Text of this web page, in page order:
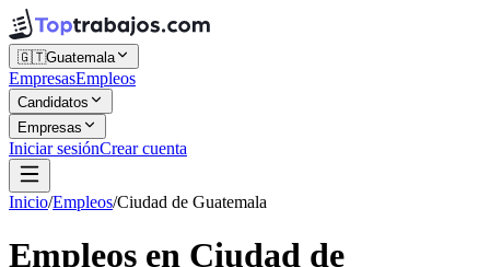
🇬🇹Guatemala
EmpresasEmpleos
Candidatos
Empresas
Iniciar sesiónCrear cuenta
Inicio/Empleos/Ciudad de Guatemala
Empleos en Ciudad de